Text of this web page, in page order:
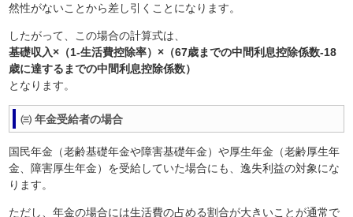
然性がないことから差し引くことになります。
したがって、この場合の計算式は、
基礎収入×（1-生活費控除率）×（67歳までの中間利息控除係数-18
歳に達するまでの中間利息控除係数）
となります。
㈢ 年金受給者の場合
国民年金（老齢基礎年金や障害基礎年金）や厚生年金（老齢厚生年
金、障害厚生年金）を受給していた場合にも、逸失利益の対象にな
ります。
ただし、年金の場合には生活費の占める割合が大きいことが通常で